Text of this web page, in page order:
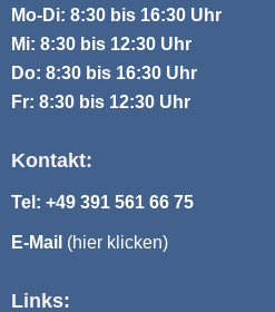
Mo-Di: 8:30 bis 16:30 Uhr
Mi: 8:30 bis 12:30 Uhr
Do: 8:30 bis 16:30 Uhr
Fr: 8:30 bis 12:30 Uhr
Kontakt:
Tel: +49 391 561 66 75
E-Mail (hier klicken)
Links: